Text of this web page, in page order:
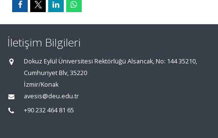
İletişim Bilgileri
Dokuz Eylül Üniversitesi Rektörlüğü Alsancak, No: 144 35210,
Cumhuriyet Blv, 35220
İzmir/Konak
avesis@deu.edu.tr
+90 232 464 81 65